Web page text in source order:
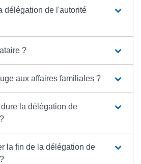
délégation de l'autorité
?
aux affaires familiales ?
la délégation de
la fin de la délégation de